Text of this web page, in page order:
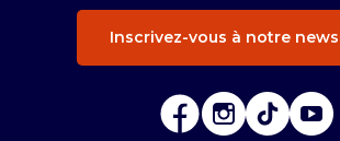
Inscrivez-vous à notre